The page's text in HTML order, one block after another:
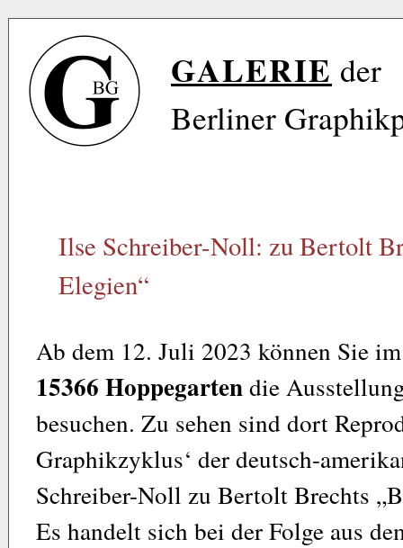
GALERIE der
Berliner
Ilse Schreiber-Noll: zu Bertolt
Elegien“
Ab dem 12. Juli 2023 können Sie
15366 Hoppegartendie
besuchen. Zu sehen sind dort
Graphikzyklus‘ der deutsch-
Schreiber-Noll zu Bertolt Brechts
Es handelt sich bei der Folge aus